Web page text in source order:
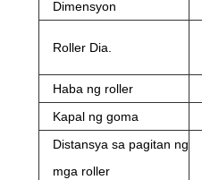
Dimensyon
Roller Dia.
Haba ng roller
Kapal ng goma
Distansya sa pagitan ng
mga roller